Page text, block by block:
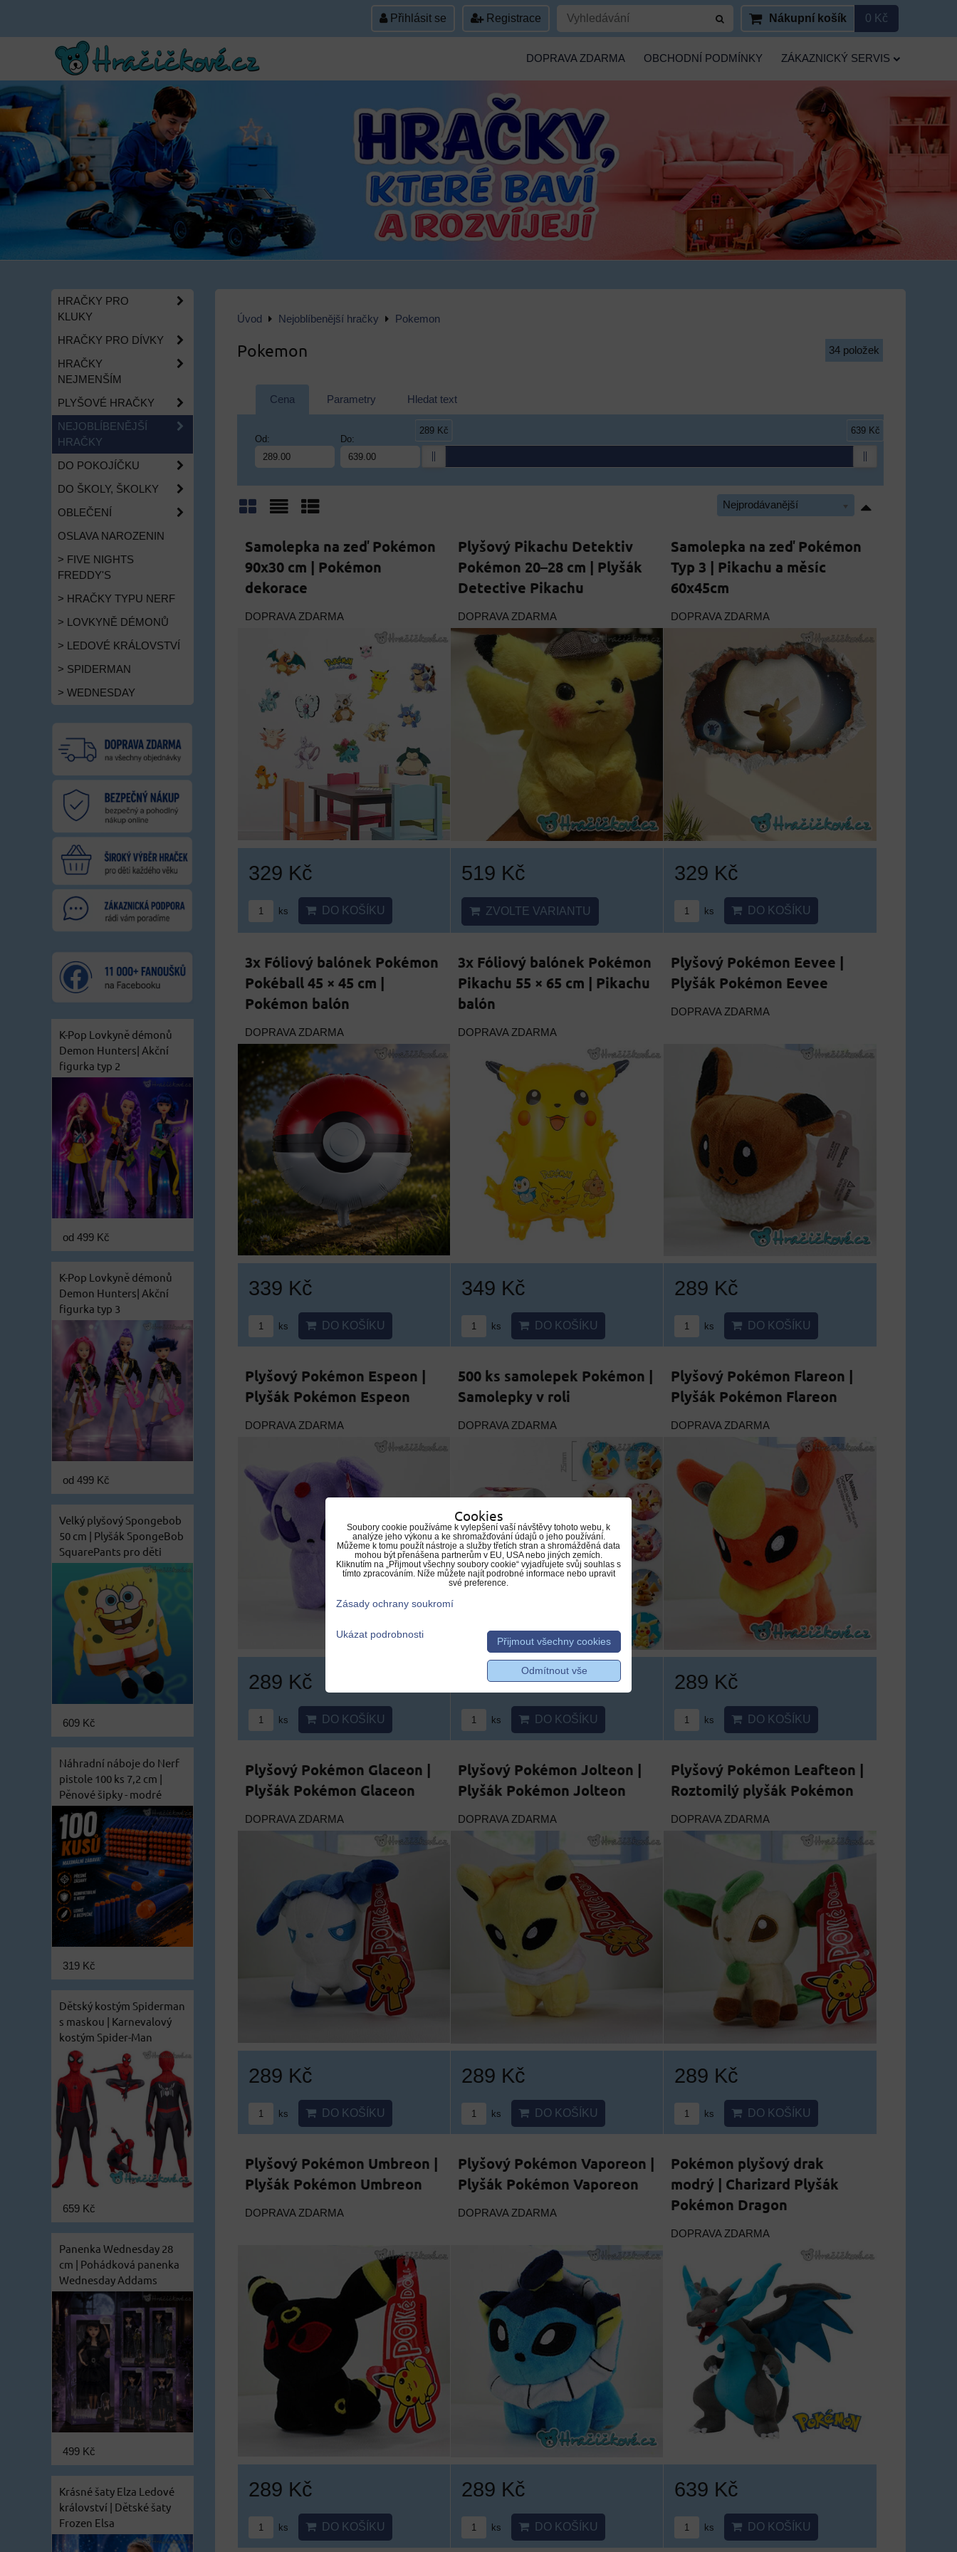
Přihlásit se Registrace Nákupní košík 0 Kč
DOPRAVA ZDARMA OBCHODNÍ PODMÍNKY ZÁKAZNICKÝ SERVIS
Úvod Nejoblíbenější hračky Pokemon
Pokemon 34 položek
Cena Parametry Hledat text
Od: Do:
289 Kč 639 Kč
Nejprodávanější
Samolepka na zeď Pokémon
90x30 cm | Pokémon
dekorace
DOPRAVA ZDARMA
329 Kč
ks DO KOŠÍKU
Plyšový Pikachu Detektiv
Pokémon 20–28 cm | Plyšák
Detective Pikachu
DOPRAVA ZDARMA
519 Kč
ZVOLTE VARIANTU
Samolepka na zeď Pokémon
Typ 3 | Pikachu a měsíc
60x45cm
DOPRAVA ZDARMA
329 Kč
ks DO KOŠÍKU
3x Fóliový balónek Pokémon
Pokéball 45 × 45 cm |
Pokémon balón
DOPRAVA ZDARMA
339 Kč
ks DO KOŠÍKU
3x Fóliový balónek Pokémon
Pikachu 55 × 65 cm | Pikachu
balón
DOPRAVA ZDARMA
349 Kč
ks DO KOŠÍKU
Plyšový Pokémon Eevee |
Plyšák Pokémon Eevee
DOPRAVA ZDARMA
289 Kč
ks DO KOŠÍKU
Plyšový Pokémon Espeon |
Plyšák Pokémon Espeon
DOPRAVA ZDARMA
289 Kč
ks DO KOŠÍKU
500 ks samolepek Pokémon |
Samolepky v roli
DOPRAVA ZDARMA
319 Kč
ks DO KOŠÍKU
Plyšový Pokémon Flareon |
Plyšák Pokémon Flareon
DOPRAVA ZDARMA
289 Kč
ks DO KOŠÍKU
Plyšový Pokémon Glaceon |
Plyšák Pokémon Glaceon
DOPRAVA ZDARMA
289 Kč
ks DO KOŠÍKU
Plyšový Pokémon Jolteon |
Plyšák Pokémon Jolteon
DOPRAVA ZDARMA
289 Kč
ks DO KOŠÍKU
Plyšový Pokémon Leafteon |
Roztomilý plyšák Pokémon
DOPRAVA ZDARMA
289 Kč
ks DO KOŠÍKU
Plyšový Pokémon Umbreon |
Plyšák Pokémon Umbreon
DOPRAVA ZDARMA
289 Kč
ks DO KOŠÍKU
Plyšový Pokémon Vaporeon |
Plyšák Pokémon Vaporeon
DOPRAVA ZDARMA
289 Kč
ks DO KOŠÍKU
Pokémon plyšový drak
modrý | Charizard Plyšák
Pokémon Dragon
DOPRAVA ZDARMA
639 Kč
ks DO KOŠÍKU
HRAČKY PRO
KLUKY
HRAČKY PRO DÍVKY
HRAČKY
NEJMENŠÍM
PLYŠOVÉ HRAČKY
NEJOBLÍBENĚJŠÍ
HRAČKY
DO POKOJÍČKU
DO ŠKOLY, ŠKOLKY
OBLEČENÍ
OSLAVA NAROZENIN
> FIVE NIGHTS
FREDDY'S
> HRAČKY TYPU NERF
> LOVKYNĚ DÉMONŮ
> LEDOVÉ KRÁLOVSTVÍ
> SPIDERMAN
> WEDNESDAY
K-Pop Lovkyně démonů
Demon Hunters| Akční
figurka typ 2
od 499 Kč
K-Pop Lovkyně démonů
Demon Hunters| Akční
figurka typ 3
od 499 Kč
Velký plyšový Spongebob
50 cm | Plyšák SpongeBob
SquarePants pro děti
609 Kč
Náhradní náboje do Nerf
pistole 100 ks 7,2 cm |
Pěnové šipky - modré
319 Kč
Dětský kostým Spiderman
s maskou | Karnevalový
kostým Spider-Man
659 Kč
Panenka Wednesday 28
cm | Pohádková panenka
Wednesday Addams
499 Kč
Krásné šaty Elza Ledové
království | Dětské šaty
Frozen Elsa
Cookies
Soubory cookie používáme k vylepšení vaší návštěvy tohoto webu, k
analýze jeho výkonu a ke shromažďování údajů o jeho používání.
Můžeme k tomu použít nástroje a služby třetích stran a shromážděná data
mohou být přenášena partnerům v EU, USA nebo jiných zemích.
Kliknutím na „Přijmout všechny soubory cookie“ vyjadřujete svůj souhlas s
tímto zpracováním. Níže můžete najít podrobné informace nebo upravit
své preference.
Zásady ochrany soukromí
Ukázat podrobnosti
Přijmout všechny cookies
Odmítnout vše